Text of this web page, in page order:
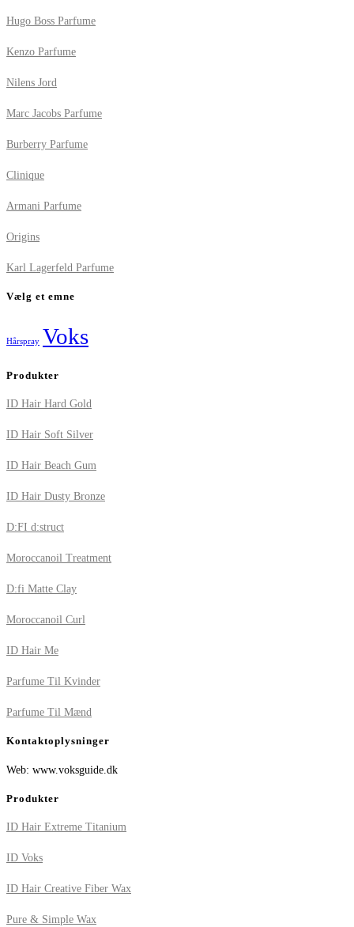
Hugo Boss Parfume
Kenzo Parfume
Nilens Jord
Marc Jacobs Parfume
Burberry Parfume
Clinique
Armani Parfume
Origins
Karl Lagerfeld Parfume
Vælg et emne
Hårspray Voks
Produkter
ID Hair Hard Gold
ID Hair Soft Silver
ID Hair Beach Gum
ID Hair Dusty Bronze
D:FI d:struct
Moroccanoil Treatment
D:fi Matte Clay
Moroccanoil Curl
ID Hair Me
Parfume Til Kvinder
Parfume Til Mænd
Kontaktoplysninger
Web: www.voksguide.dk
Produkter
ID Hair Extreme Titanium
ID Voks
ID Hair Creative Fiber Wax
Pure & Simple Wax